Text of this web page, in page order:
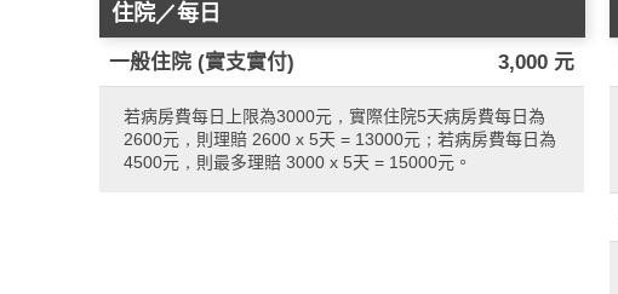
住院／每日
一般住院 (實支實付) 3,000 元
若病房費每日上限為3000元，實際住院5天病房費每日為
2600元，則理賠 2600 x 5天 = 13000元；若病房費每日為
4500元，則最多理賠 3000 x 5天 = 15000元。